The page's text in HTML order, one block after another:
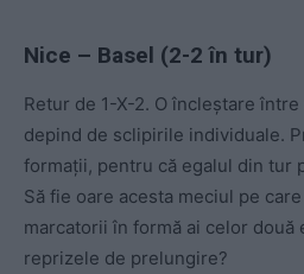
Nice – Basel (2-2 în tur)
Retur de 1-X-2. O încleștare
depind de sclipirile individuale.
formații, pentru că egalul din tur
Să fie oare acesta meciul pe
marcatorii în formă ai celor două
reprizele de prelungire?